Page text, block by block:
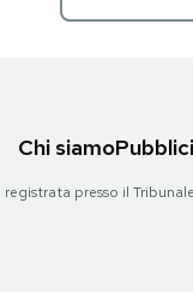
Chi siamo
registrata presso il